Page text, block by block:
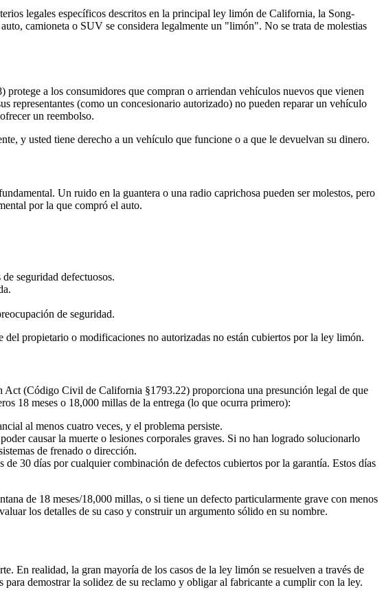
legales específicos descritos en la principal ley limón de California, la Song-
camioneta o SUV se considera legalmente un "limón". No se trata de molestias
a los consumidores que compran o arriendan vehículos nuevos que vienen
representantes (como un concesionario autorizado) no pueden reparar un vehículo
un reembolso.
y usted tiene derecho a un vehículo que funcione o a que le devuelvan su dinero.
Un ruido en la guantera o una radio caprichosa pueden ser molestos, pero
por la que compró el auto.
seguridad defectuosos.
de seguridad.
propietario o modificaciones no autorizadas no están cubiertos por la ley limón.
(Código Civil de California §1793.22) proporciona una presunción legal de que
18 meses o 18,000 millas de la entrega (lo que ocurra primero):
al menos cuatro veces, y el problema persiste.
causar la muerte o lesiones corporales graves. Si no han logrado solucionarlo
de frenado o dirección.
30 días por cualquier combinación de defectos cubiertos por la garantía. Estos días
de 18 meses/18,000 millas, o si tiene un defecto particularmente grave con menos
los detalles de su caso y construir un argumento sólido en su nombre.
En realidad, la gran mayoría de los casos de la ley limón se resuelven a través de
para demostrar la solidez de su reclamo y obligar al fabricante a cumplir con la ley.